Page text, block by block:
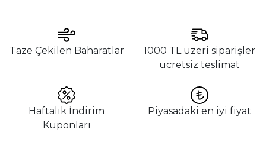
Taze Çekilen Baharatlar
1000 TL üzeri siparişler
ücretsiz teslimat
Haftalık İndirim
Kuponları
Piyasadaki en iyi fiyat